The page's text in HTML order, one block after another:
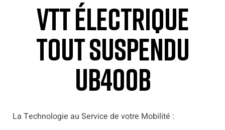
VTT Électrique
Tout Suspendu
UB400B
La Technologie au Service de votre Mobilité :